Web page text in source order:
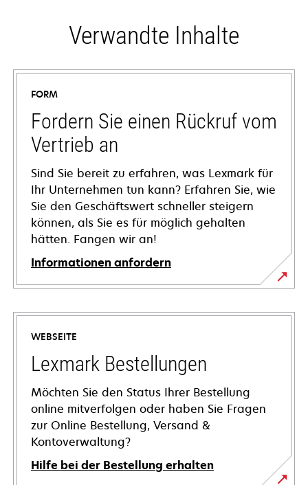
Verwandte Inhalte
FORM
Fordern Sie einen Rückruf vom
Vertrieb an
Sind Sie bereit zu erfahren, was Lexmark für
Ihr Unternehmen tun kann? Erfahren Sie, wie
Sie den Geschäftswert schneller steigern
können, als Sie es für möglich gehalten
hätten. Fangen wir an!
Informationen anfordern
WEBSEITE
Lexmark Bestellungen
Möchten Sie den Status Ihrer Bestellung
online mitverfolgen oder haben Sie Fragen
zur Online Bestellung, Versand &
Kontoverwaltung?
Hilfe bei der Bestellung erhalten